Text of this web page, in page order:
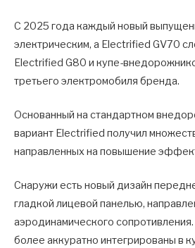
С 2025 года каждый новый
электрическим, а Electrified GV70
Electrified G80 и купе-
третьего электромобиля бренда.
Основанный на стандартном
вариант Electrified получил
направленных на повышение
Снаружи есть новый дизайн
гладкой лицевой панелью,
аэродинамического
более аккуратно интегрированы в